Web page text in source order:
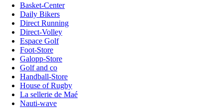
Basket-Center
Daily Bikers
Direct Running
Direct-Volley
Espace Golf
Foot-Store
Galopp-Store
Golf and co
Handball-Store
House of Rugby
La sellerie de Maé
Nauti-wave